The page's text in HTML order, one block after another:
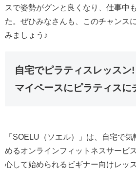
スで姿勢がグンと良くなり、仕事中
た。ぜひみなさんも、このチャンス
みましょう♪
自宅でピラティスレッスン
マイペースにピラティスに
「SOELU（ソエル）」は、自宅で
めるオンラインフィットネスサービ
心して始められるビギナー向けレッ